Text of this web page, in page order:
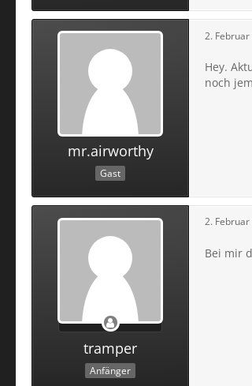
mr.airworthy
Gast
2.
Hey.
noch
tramper
Anfänger
2.
Bei mir